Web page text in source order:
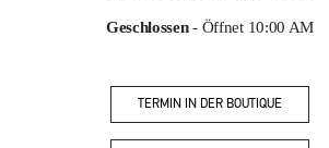
Geschlossen- Öffnet 10:00 AM
TERMIN IN DER BOUTIQUE